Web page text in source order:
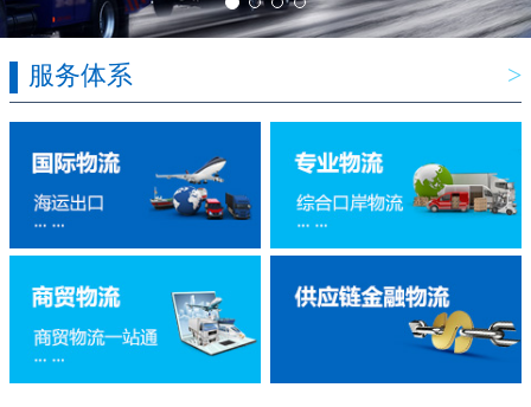
服务体系 >